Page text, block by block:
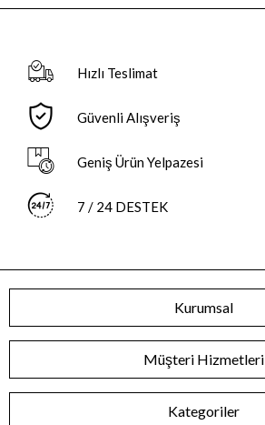
Hızlı Teslimat
Güvenli Alışveriş
Geniş Ürün Yelpazesi
7 / 24 DESTEK
Kurumsal
Müşteri Hizmetleri
Kategoriler